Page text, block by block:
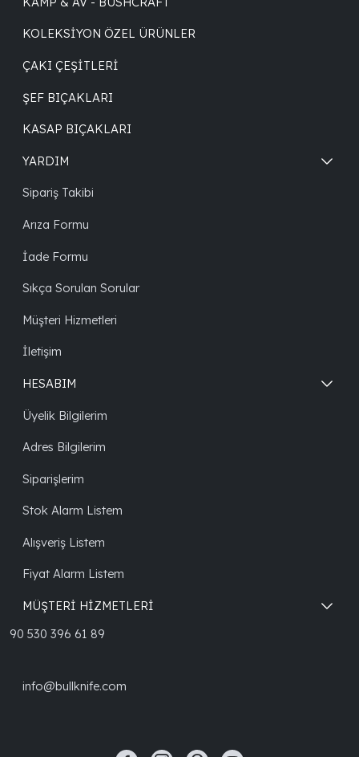
KOLEKSIYON ÖZEL ÜRÜNLER
ÇAKI ÇEŞITLERI
ŞEF BIÇAKLARI
KASAP BIÇAKLARI
YARDIM
Sipariş Takibi
Arıza Formu
İade Formu
Sıkça Sorulan Sorular
Müşteri Hizmetleri
İletişim
HESABIM
Üyelik Bilgilerim
Adres Bilgilerim
Siparişlerim
Stok Alarm Listem
Alışveriş Listem
Fiyat Alarm Listem
MÜŞTERİ HİZMETLERİ
90 530 396 61 89
info@bullknife.com